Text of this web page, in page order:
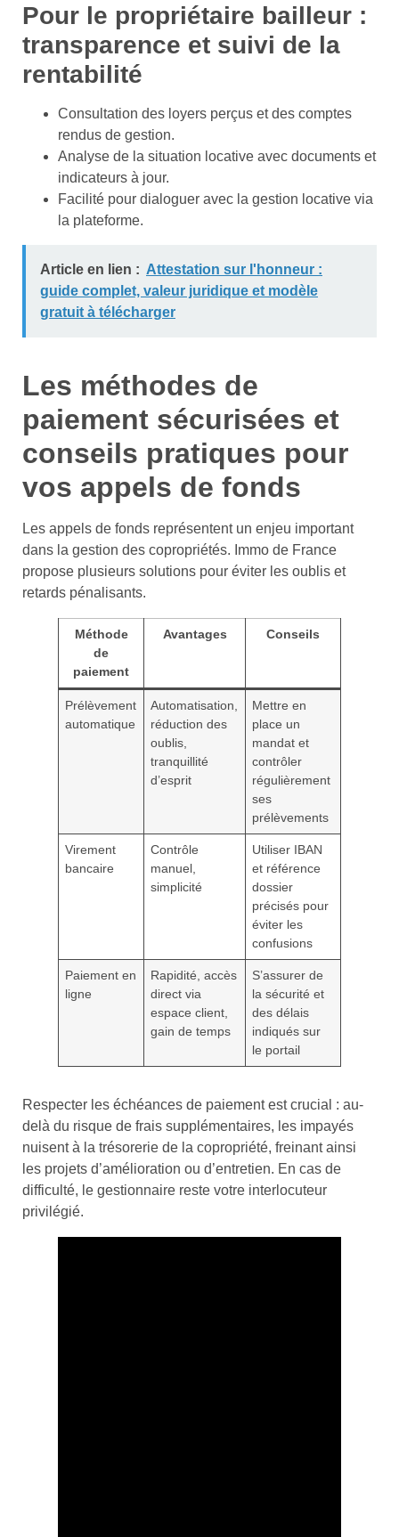
Pour le propriétaire bailleur :
transparence et suivi de la
rentabilité
Consultation des loyers perçus et des comptes
rendus de gestion.
Analyse de la situation locative avec documents et
indicateurs à jour.
Facilité pour dialoguer avec la gestion locative via
la plateforme.
Article en lien : Attestation sur l'honneur :
guide complet, valeur juridique et modèle
gratuit à télécharger
Les méthodes de
paiement sécurisées et
conseils pratiques pour
vos appels de fonds
Les appels de fonds représentent un enjeu important
dans la gestion des copropriétés. Immo de France
propose plusieurs solutions pour éviter les oublis et
retards pénalisants.
Méthode
de
paiement
Avantages Conseils
Prélèvement
automatique
Automatisation,
réduction des
oublis,
tranquillité
d’esprit
Mettre en
place un
mandat et
contrôler
régulièrement
ses
prélèvements
Virement
bancaire
Contrôle
manuel,
simplicité
Utiliser IBAN
et référence
dossier
précisés pour
éviter les
confusions
Paiement en
ligne
Rapidité, accès
direct via
espace client,
gain de temps
S’assurer de
la sécurité et
des délais
indiqués sur
le portail
Respecter les échéances de paiement est crucial : au-
delà du risque de frais supplémentaires, les impayés
nuisent à la trésorerie de la copropriété, freinant ainsi
les projets d’amélioration ou d’entretien. En cas de
difficulté, le gestionnaire reste votre interlocuteur
privilégié.